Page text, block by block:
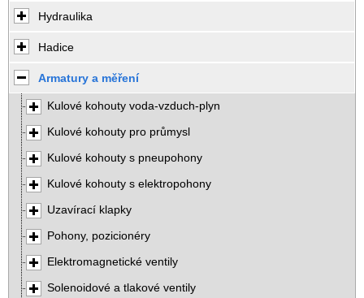
Hydraulika
Hadice
Armatury a měření
Kulové kohouty voda-vzduch-plyn
Kulové kohouty pro průmysl
Kulové kohouty s pneupohony
Kulové kohouty s elektropohony
Uzavírací klapky
Pohony, pozicionéry
Elektromagnetické ventily
Solenoidové a tlakové ventily